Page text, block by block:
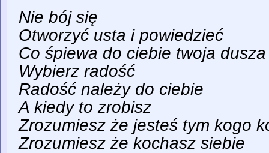
Nie bój się
Otworzyć usta i powiedzieć
Co śpiewa do ciebie twoja dusza
Wybierz radość
Radość należy do ciebie
A kiedy to zrobisz
Zrozumiesz że jesteś tym kogo
Zrozumiesz że kochasz siebie